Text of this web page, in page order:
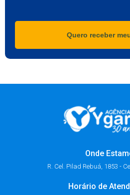
Quero receber
Onde
R. Cel. Pilad Rebuá, 1853 -
Horário de